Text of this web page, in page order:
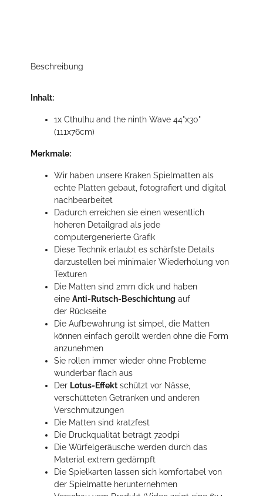
Beschreibung
Inhalt:
1x Cthulhu and the ninth Wave 44"x30"
(111x76cm)
Merkmale:
Wir haben unsere Kraken Spielmatten als
echte Platten gebaut, fotografiert und digital
nachbearbeitet
Dadurch erreichen sie einen wesentlich
höheren Detailgrad als jede
computergenerierte Grafik
Diese Technik erlaubt es schärfste Details
darzustellen bei minimaler Wiederholung von
Texturen
Die Matten sind 2mm dick und haben
eine Anti-Rutsch-Beschichtung auf
der Rückseite
Die Aufbewahrung ist simpel, die Matten
können einfach gerollt werden ohne die Form
anzunehmen
Sie rollen immer wieder ohne Probleme
wunderbar flach aus
Der Lotus-Effekt schützt vor Nässe,
verschütteten Getränken und anderen
Verschmutzungen
Die Matten sind kratzfest
Die Druckqualität beträgt 720dpi
Die Würfelgeräusche werden durch das
Material extrem gedämpft
Die Spielkarten lassen sich komfortabel von
der Spielmatte herunternehmen